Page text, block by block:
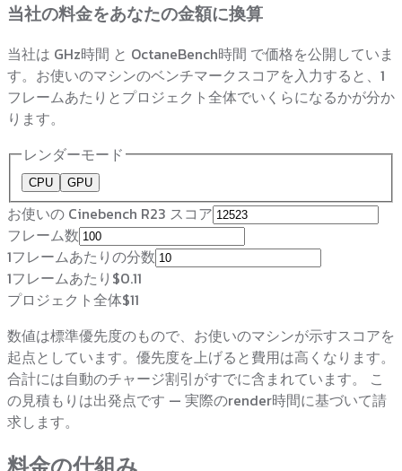
当社の料金をあなたの金額に換算
当社は GHz時間 と OctaneBench時間 で価格を公開していま
す。お使いのマシンのベンチマークスコアを入力すると、1
フレームあたりとプロジェクト全体でいくらになるかが分か
ります。
レンダーモード
CPU GPU
お使いの Cinebench R23 スコア
フレーム数
1フレームあたりの分数
1フレームあたり $0.11
プロジェクト全体$11
数値は標準優先度のもので、お使いのマシンが示すスコアを
起点としています。優先度を上げると費用は高くなります。
合計には自動のチャージ割引がすでに含まれています。 こ
の見積もりは出発点です — 実際のrender時間に基づいて請
求します。